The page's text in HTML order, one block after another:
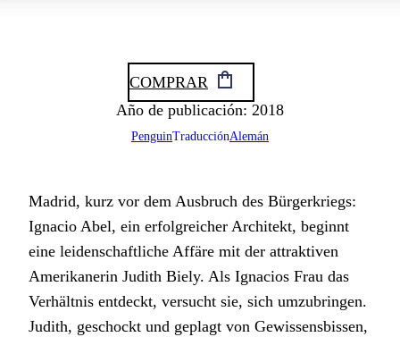
COMPRAR
Año de publicación: 2018
PenguinTraducciónAlemán
Madrid, kurz vor dem Ausbruch des Bürgerkriegs:
Ignacio Abel, ein erfolgreicher Architekt, beginnt
eine leidenschaftliche Affäre mit der attraktiven
Amerikanerin Judith Biely. Als Ignacios Frau das
Verhältnis entdeckt, versucht sie, sich umzubringen.
Judith, geschockt und geplagt von Gewissensbissen,